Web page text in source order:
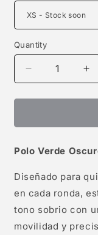
Quantity
Decrease
quantity
for
de
para
Verde
Oscuro
Manga
Larga
for
de
Polo Verde
Diseñado para
en cada ronda,
tono sobrio con
movilidad y